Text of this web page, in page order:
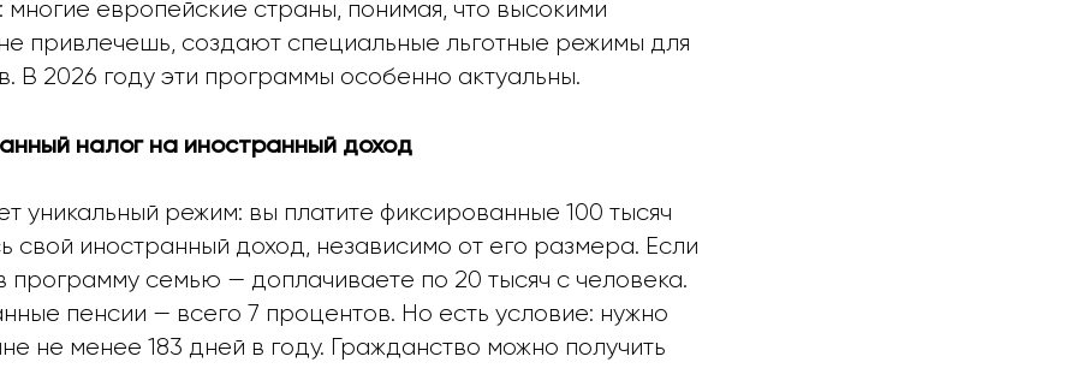
европейские страны, понимая, что высокими
привлечешь, создают специальные льготные режимы для
В 2026 году эти программы особенно актуальны.
налог на иностранный доход
уникальный режим: вы платите фиксированные 100 тысяч
свой иностранный доход, независимо от его размера. Если
программу семью — доплачиваете по 20 тысяч с человека.
пенсии — всего 7 процентов. Но есть условие: нужно
не менее 183 дней в году. Гражданство можно получить